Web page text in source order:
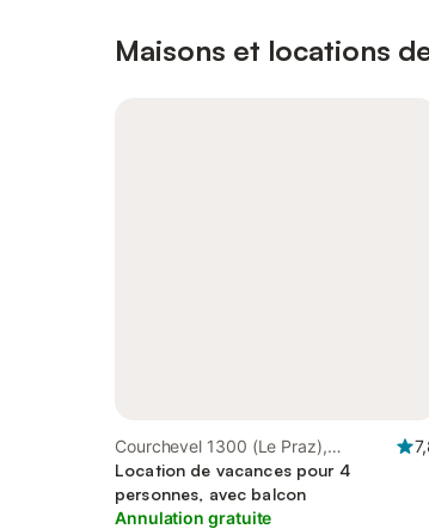
Maisons et locations
Courchevel 1300 (Le Praz),
Courchevel
Location de vacances pour 4
personnes, avec balcon
Annulation gratuite